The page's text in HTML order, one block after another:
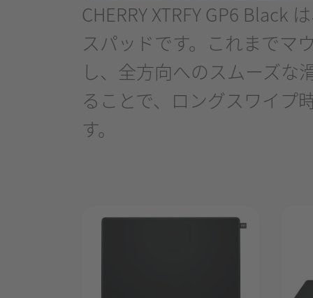
CHERRY XTRFY GP6
スパッドです。これまでマ
し、全方向へのスムーズな
ることで、ロングスワイプ
す。